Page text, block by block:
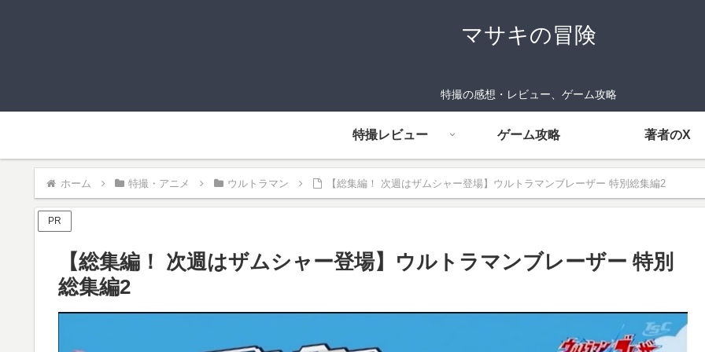
マサキの冒険
特撮の感想・レビュー、ゲーム攻略
特撮レビュー ゲーム攻略 著者のX
ホーム 特撮・アニメ ウルトラマン 【総集編！ 次週はザムシャー登場】ウルトラマンブレーザー 特別総集編2
PR
【総集編！ 次週はザムシャー登場】ウルトラマンブレーザー 特別
総集編2